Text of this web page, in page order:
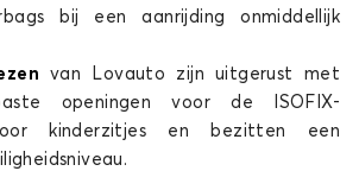
bij een aanrijding onmiddellijk
van Lovauto zijn uitgerust met
openingen voor de ISOFIX-
kinderzitjes en bezitten een